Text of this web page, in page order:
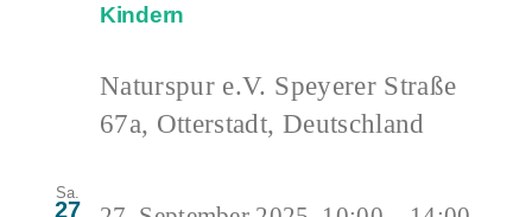
Kindern
Naturspur e.V. Speyerer Straße
67a, Otterstadt, Deutschland
Sa.
27